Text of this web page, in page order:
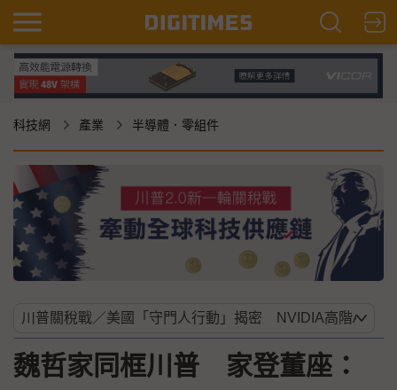
科技網 產業 半導體．零組件
魏哲家同框川普 家登董座：